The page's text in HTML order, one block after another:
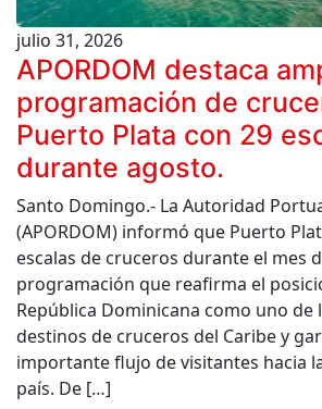
julio 31, 2026
APORDOM destaca
programación de
Puerto Plata con 29
durante agosto.
Santo Domingo.- La Autoridad
(APORDOM) informó que Puerto
escalas de cruceros durante el mes
programación que reafirma el
República Dominicana como uno de
destinos de cruceros del Caribe y
importante flujo de visitantes hacia
país. De […]